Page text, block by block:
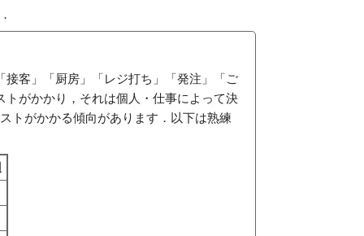
客」「厨房」「レジ打ち」「発注」「ご
がかかり，それは個人・仕事によって決
トがかかる傾向があります．以下は熟練